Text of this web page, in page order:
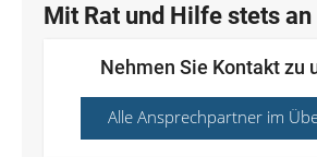
Mit Rat und Hilfe stets
Nehmen Sie Kontakt zu
Alle Ansprechpartner im